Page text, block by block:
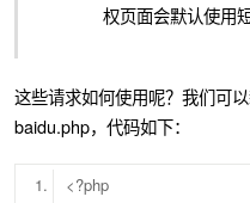
权页面会默认使用
这些请求如何使用呢？我们可
baidu.php，代码如下：
<?php